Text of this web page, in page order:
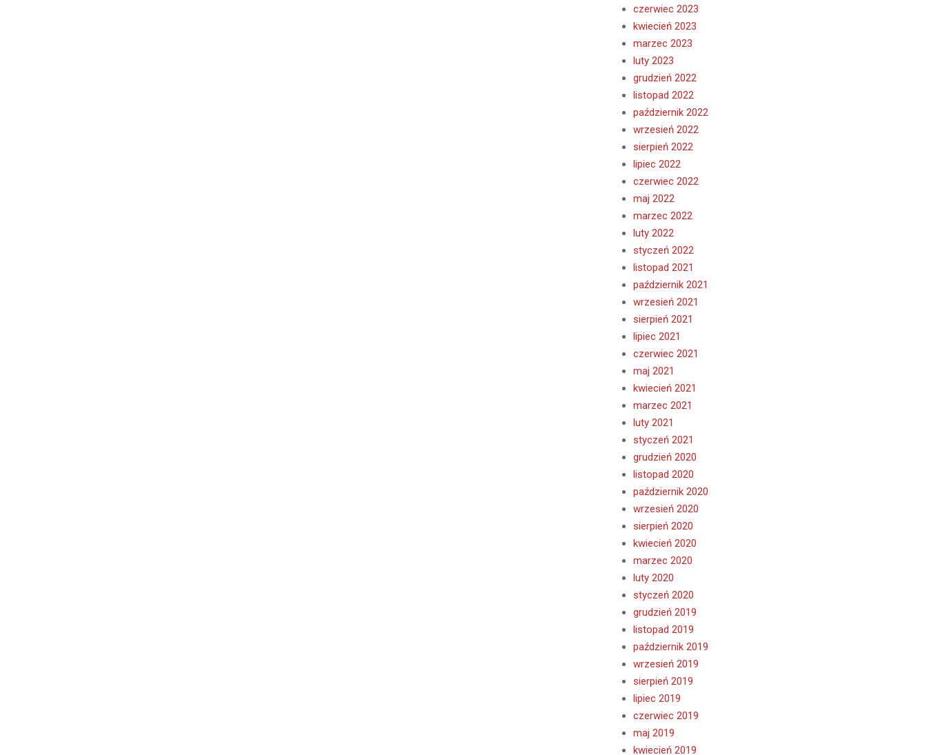
czerwiec 2023
kwiecień 2023
marzec 2023
luty 2023
grudzień 2022
listopad 2022
październik 2022
wrzesień 2022
sierpień 2022
lipiec 2022
czerwiec 2022
maj 2022
marzec 2022
luty 2022
styczeń 2022
listopad 2021
październik 2021
wrzesień 2021
sierpień 2021
lipiec 2021
czerwiec 2021
maj 2021
kwiecień 2021
marzec 2021
luty 2021
styczeń 2021
grudzień 2020
listopad 2020
październik 2020
wrzesień 2020
sierpień 2020
kwiecień 2020
marzec 2020
luty 2020
styczeń 2020
grudzień 2019
listopad 2019
październik 2019
wrzesień 2019
sierpień 2019
lipiec 2019
czerwiec 2019
maj 2019
kwiecień 2019